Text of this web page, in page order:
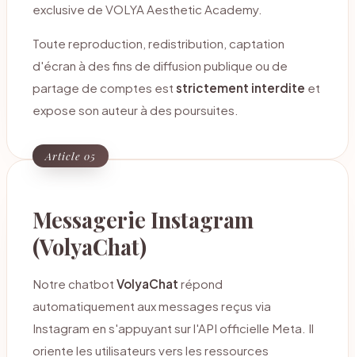
exclusive de VOLYA Aesthetic Academy.
Toute reproduction, redistribution, captation
d'écran à des fins de diffusion publique ou de
partage de comptes est strictement interdite et
expose son auteur à des poursuites.
Article 05
Messagerie Instagram
(VolyaChat)
Notre chatbot VolyaChat répond
automatiquement aux messages reçus via
Instagram en s'appuyant sur l'API officielle Meta. Il
oriente les utilisateurs vers les ressources